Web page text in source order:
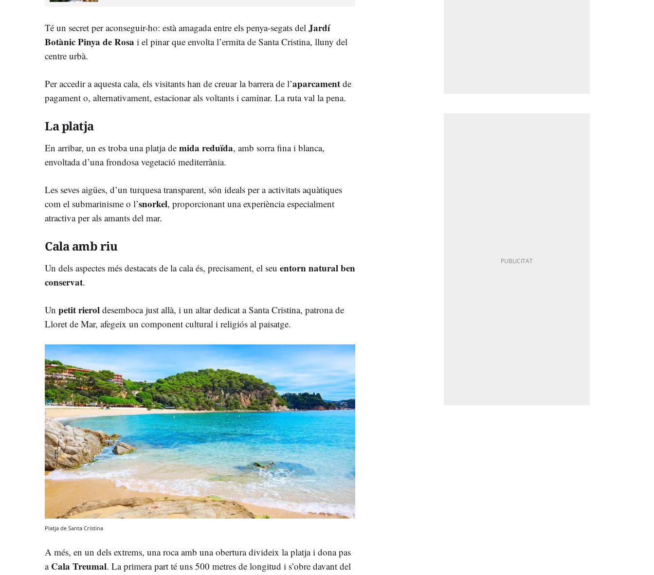
Té un secret per aconseguir-ho: està amagada entre els penya-segats del Jardí
Botànic Pinya de Rosa i el pinar que envolta l’ermita de Santa Cristina, lluny del
centre urbà.
Per accedir a aquesta cala, els visitants han de creuar la barrera de l’aparcament de
pagament o, alternativament, estacionar als voltants i caminar. La ruta val la pena.
La platja
En arribar, un es troba una platja de mida reduïda, amb sorra fina i blanca,
envoltada d’una frondosa vegetació mediterrània.
Les seves aigües, d’un turquesa transparent, són ideals per a activitats aquàtiques
com el submarinisme o l’snorkel, proporcionant una experiència especialment
atractiva per als amants del mar.
Cala amb riu
Un dels aspectes més destacats de la cala és, precisament, el seu entorn natural ben
conservat.
Un petit rierol desemboca just allà, i un altar dedicat a Santa Cristina, patrona de
Lloret de Mar, afegeix un component cultural i religiós al paisatge.
Platja de Santa Cristina
A més, en un dels extrems, una roca amb una obertura divideix la platja i dona pas
a Cala Treumal. La primera part té uns 500 metres de longitud i s’obre davant del